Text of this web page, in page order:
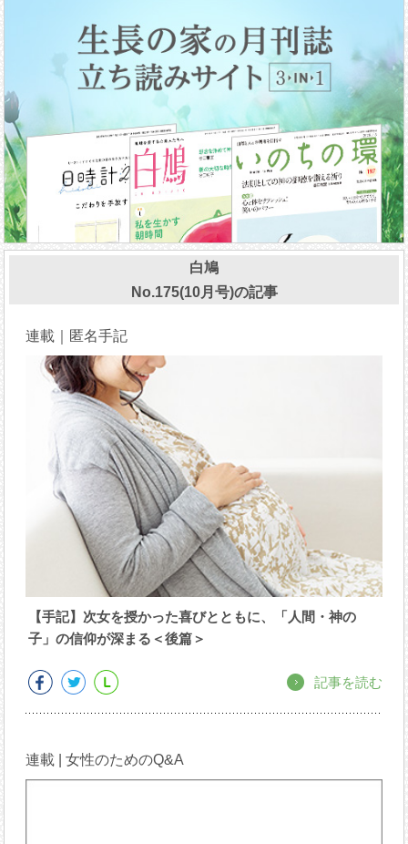
白鳩
No.175(10月号)の記事
連載｜匿名手記
【手記】次女を授かった喜びとともに、「人間・神の
子」の信仰が深まる＜後篇＞
記事を読む
連載 | 女性のためのQ&A